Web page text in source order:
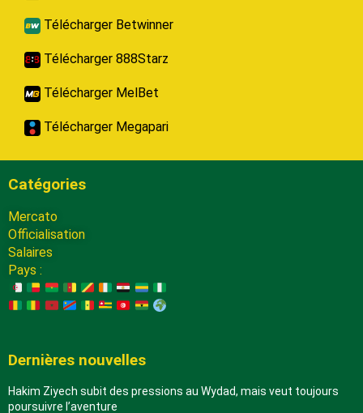
Télécharger Betwinner
Télécharger 888Starz
Télécharger MelBet
Télécharger Megapari
Catégories
Mercato
Officialisation
Salaires
Pays :
Dernières nouvelles
Hakim Ziyech subit des pressions au Wydad, mais veut toujours
poursuivre l’aventure